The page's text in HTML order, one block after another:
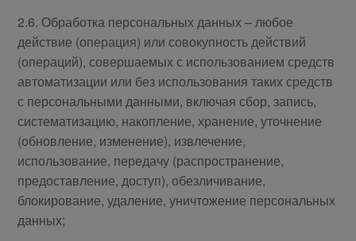
2.6. Обработка персональных данных – любое
действие (операция) или совокупность действий
(операций), совершаемых с использованием средств
автоматизации или без использования таких средств
с персональными данными, включая сбор, запись,
систематизацию, накопление, хранение, уточнение
(обновление, изменение), извлечение,
использование, передачу (распространение,
предоставление, доступ), обезличивание,
блокирование, удаление, уничтожение персональных
данных;